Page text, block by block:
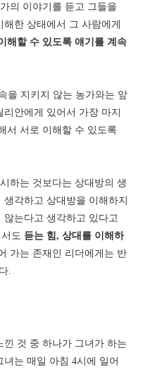
의 이야기를 듣고 그들을
한 상태에서 그 사람에게
해할 수 있도록 얘기를 계속
을 지키지 않는 농가와는 앞
안에게 있어서 가장 마지
서 서로 이해할 수 있도록
하는 것보다는 상대방의 생
각하고 상대방을 이해하지
는다고 생각하고 있다고
도 듣는 힘, 상대를 이해하
가는 존재인 리더에게는 반
.
것 중 하나가 그녀가 하는
는 매일 아침 4시에 일어